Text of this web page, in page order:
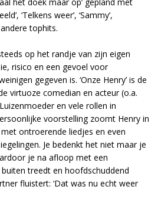
‘Telkens weer’, ‘Sammy’,
andere tophits.
op het randje van zijn eigen
risico en een gevoel voor
gegeven is. ‘Onze Henry’ is de
virtuoze comedian en acteur (o.a.
en vele rollen in
voorstelling zoomt Henry in
ontroerende liedjes en even
Je bedenkt het niet maar je
je na afloop met een
treedt en hoofdschuddend
fluistert: ‘Dat was nu echt weer